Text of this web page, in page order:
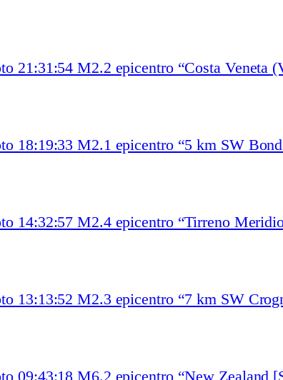
21:31:54 M2.2 epicentro “Costa Veneta
18:19:33 M2.1 epicentro “5 km SW
14:32:57 M2.4 epicentro “Tirreno
13:13:52 M2.3 epicentro “7 km SW
09:43:18 M6.2 epicentro “New Zealand